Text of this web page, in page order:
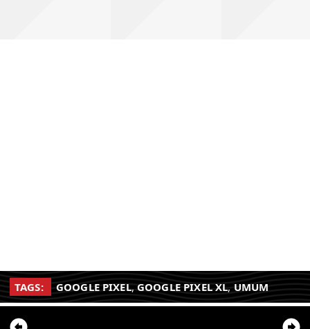
TAGS: GOOGLE PIXEL, GOOGLE PIXEL XL, UMUM